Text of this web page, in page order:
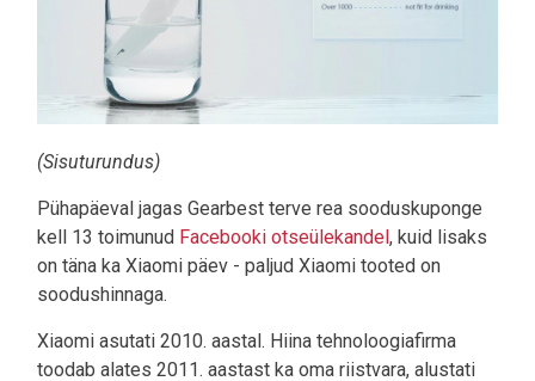
(Sisuturundus)
Pühapäeval jagas Gearbest terve rea sooduskuponge
kell 13 toimunud Facebooki otseülekandel, kuid lisaks
on täna ka Xiaomi päev - paljud Xiaomi tooted on
soodushinnaga.
Xiaomi asutati 2010. aastal. Hiina tehnoloogiafirma
toodab alates 2011. aastast ka oma riistvara, alustati